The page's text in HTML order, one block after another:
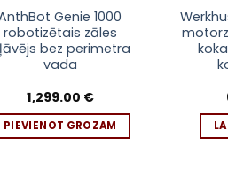
Genie 1000
robotizētais zāles
bez perimetra
vada
1,299.00 €
PIEVIENOT GROZAM